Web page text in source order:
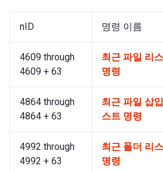
nID 명령 이름
4609 through
4609 + 63
최근 파일 리
명령
4864 through
4864 + 63
최근 파일 삽
스트 명령
4992 through
4992 + 63
최근 폴더 리
명령